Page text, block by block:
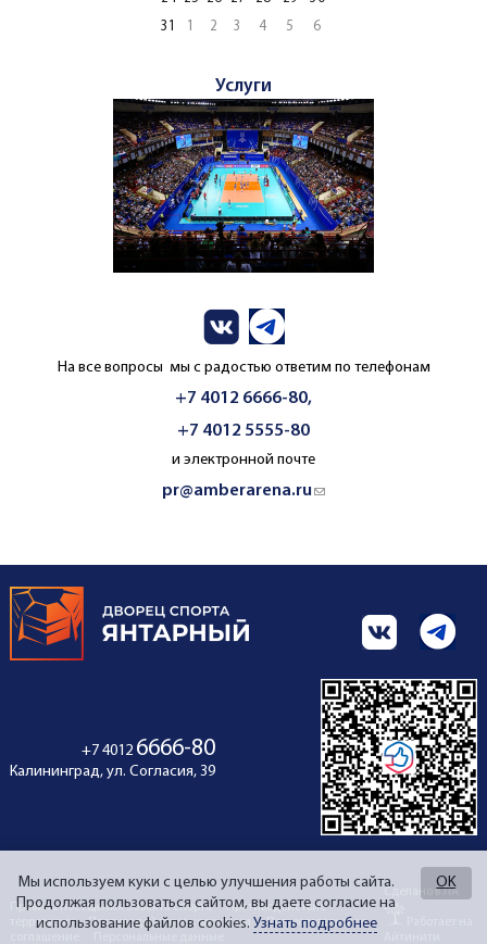
31
2 3 4 5 6
Услуги
На все вопросы мы с радостью ответим по телефонам
+7 4012 6666-80,
+7 4012 5555-80
и электронной почте
pr@amberarena.ru(link sends e-mail)
+7 4012 6666-80
Калининград, ул. Согласия, 39
Правила посещения объекта спорта
Противодействие
терроризму
Противодействие коррупции
Пользовательское
Сделано в ЛА
Мы используем куки с целью улучшения работы сайта.
Продолжая пользоваться сайтом, вы даете согласие на
использование файлов cookies. Узнать подробнее
OK